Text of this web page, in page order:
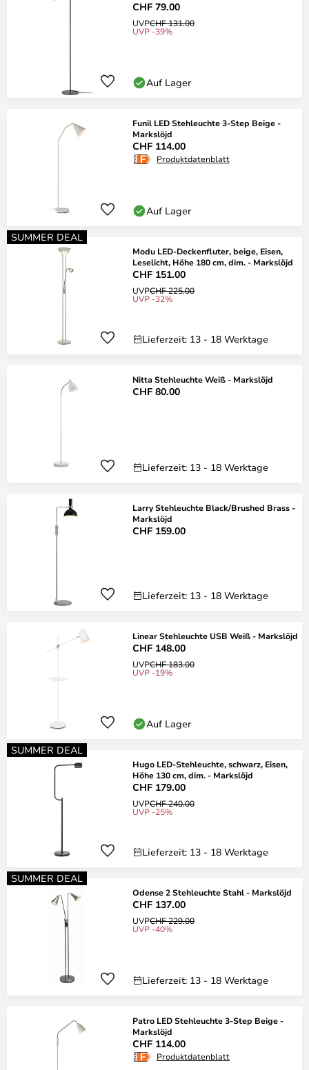
CHF 79.00
UVPCHF 131.00
UVP -39%
Auf Lager
Funil LED Stehleuchte 3-Step Beige -
Markslöjd
CHF 114.00
Produktdatenblatt
Auf Lager
SUMMER DEAL
Modu LED-Deckenfluter, beige, Eisen,
Leselicht, Höhe 180 cm, dim. - Markslöjd
CHF 151.00
UVPCHF 225.00
UVP -32%
Lieferzeit: 13 - 18 Werktage
Nitta Stehleuchte Weiß - Markslöjd
CHF 80.00
Lieferzeit: 13 - 18 Werktage
Larry Stehleuchte Black/Brushed Brass -
Markslöjd
CHF 159.00
Lieferzeit: 13 - 18 Werktage
Linear Stehleuchte USB Weiß - Markslöjd
CHF 148.00
UVPCHF 183.00
UVP -19%
Auf Lager
SUMMER DEAL
Hugo LED-Stehleuchte, schwarz, Eisen,
Höhe 130 cm, dim. - Markslöjd
CHF 179.00
UVPCHF 240.00
UVP -25%
Lieferzeit: 13 - 18 Werktage
SUMMER DEAL
Odense 2 Stehleuchte Stahl - Markslöjd
CHF 137.00
UVPCHF 229.00
UVP -40%
Lieferzeit: 13 - 18 Werktage
Patro LED Stehleuchte 3-Step Beige -
Markslöjd
CHF 114.00
Produktdatenblatt